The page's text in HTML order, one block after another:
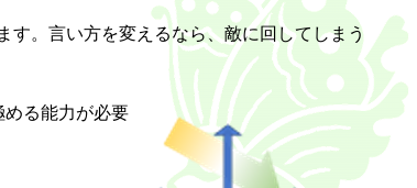
す。言い方を変えるなら、敵に回してしまう
る能力が必要